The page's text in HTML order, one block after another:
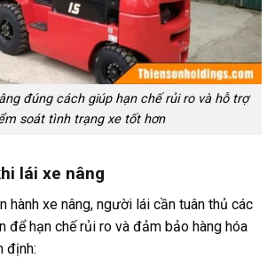
đúng cách giúp hạn chế rủi ro và hỗ trợ
soát tình trạng xe tốt hơn
lái xe nâng
hành xe nâng, người lái cần tuân thủ các
để hạn chế rủi ro và đảm bảo hàng hóa
định: